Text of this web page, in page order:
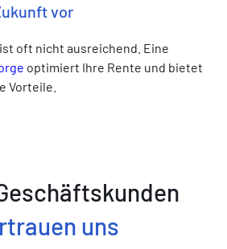
vor
oft nicht ausreichend. Eine
optimiert Ihre Rente und bietet
Vorteile.
uns